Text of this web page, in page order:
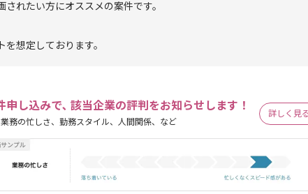
れたい方にオススメの案件です。
想定しております。
申し込みで､ 該当企業の評判をお知らせします！
務の忙しさ、勤務スタイル、人間関係、など
詳しく見